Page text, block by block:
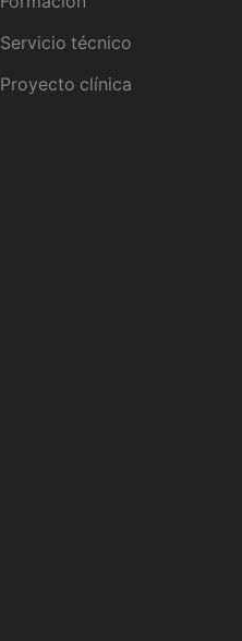
Servicio técnico
Proyecto clínica